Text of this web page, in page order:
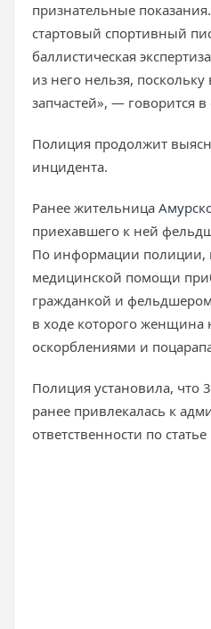
признательные
стартовый спортивный
баллистическая
из него нельзя, поскольку
запчастей», — говорится
Полиция продолжит
инцидента.
Ранее жительница
приехавшего к ней
По информации полиции,
медицинской помощи
гражданкой и
в ходе которого женщина
оскорблениями и
Полиция установила, что
ранее привлекалась к
ответственности по